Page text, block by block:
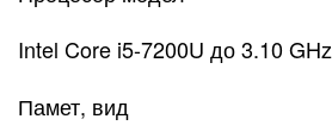
Intel Core i5-7200U до 3.10 GHz
Памет, вид